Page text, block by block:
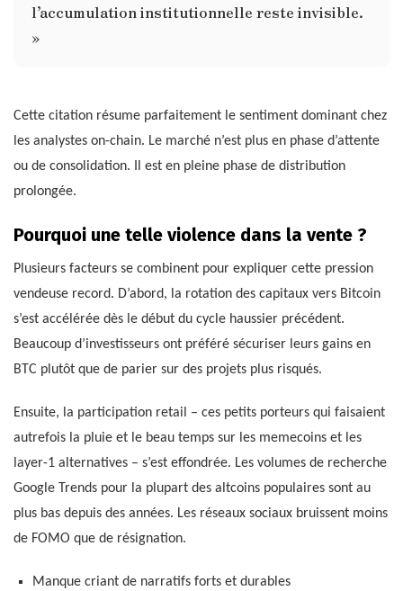
l’accumulation institutionnelle reste invisible.
»
Cette citation résume parfaitement le sentiment dominant chez
les analystes on-chain. Le marché n’est plus en phase d’attente
ou de consolidation. Il est en pleine phase de distribution
prolongée.
Pourquoi une telle violence dans la vente ?
Plusieurs facteurs se combinent pour expliquer cette pression
vendeuse record. D’abord, la rotation des capitaux vers Bitcoin
s’est accélérée dès le début du cycle haussier précédent.
Beaucoup d’investisseurs ont préféré sécuriser leurs gains en
BTC plutôt que de parier sur des projets plus risqués.
Ensuite, la participation retail – ces petits porteurs qui faisaient
autrefois la pluie et le beau temps sur les memecoins et les
layer-1 alternatives – s’est effondrée. Les volumes de recherche
Google Trends pour la plupart des altcoins populaires sont au
plus bas depuis des années. Les réseaux sociaux bruissent moins
de FOMO que de résignation.
Manque criant de narratifs forts et durables